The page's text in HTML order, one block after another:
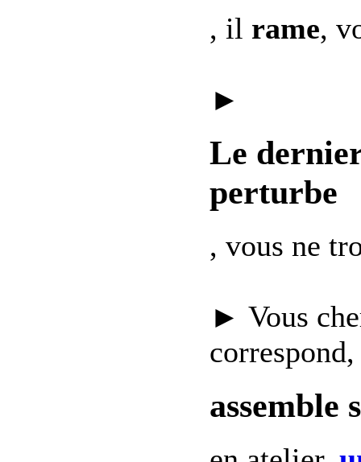
, il rame,
►
Le
perturbe
, vous ne
► Vous
correspond,
assemble